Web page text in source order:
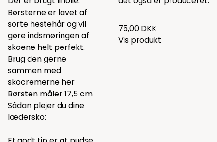
Børsterne er lavet af
sorte hestehår og vil
gøre indsmøringen af
skoene helt perfekt.
Brug den gerne
sammen med
skocremerne her
Børsten måler 17,5 cm
Sådan plejer du dine
lædersko:
75,00 DKK
Vis produkt